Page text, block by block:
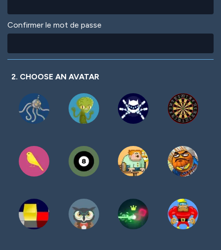
Confirmer le mot de passe
2. CHOOSE AN AVATAR